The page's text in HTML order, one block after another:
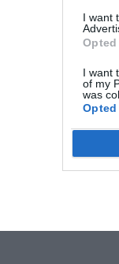
I want
Opted
I want
of my
was